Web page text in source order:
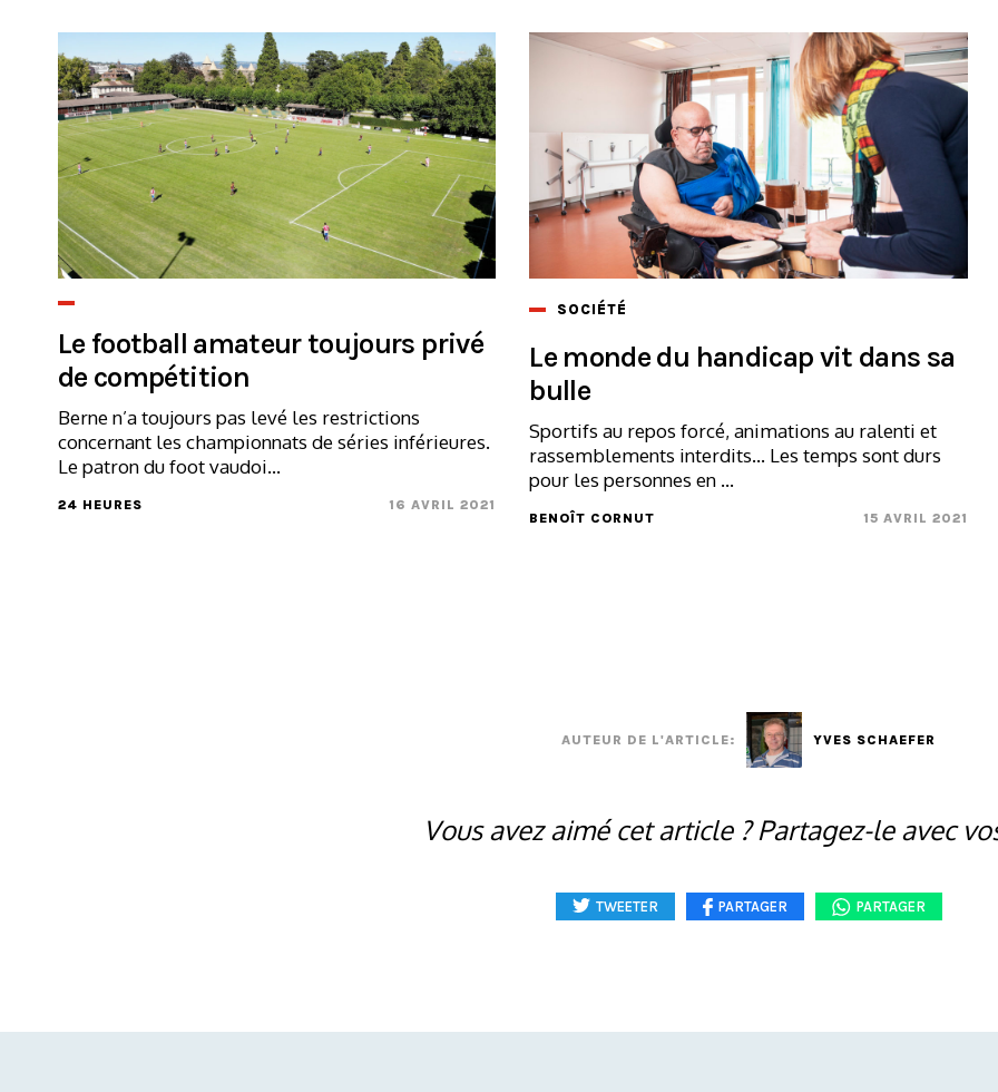
Le football amateur toujours privé
de compétition
Berne n’a toujours pas levé les restrictions
concernant les championnats de séries inférieures.
Le patron du foot vaudoi...
24 HEURES 16 AVRIL 2021
SOCIÉTÉ
Le monde du handicap vit dans sa
bulle
Sportifs au repos forcé, animations au ralenti et
rassemblements interdits... Les temps sont durs
pour les personnes en ...
BENOÎT CORNUT 15 AVRIL 2021
AUTEUR DE L'ARTICLE: YVES SCHAEFER
Vous avez aimé cet article ? Partagez-le avec
TWEETER PARTAGER PARTAGER